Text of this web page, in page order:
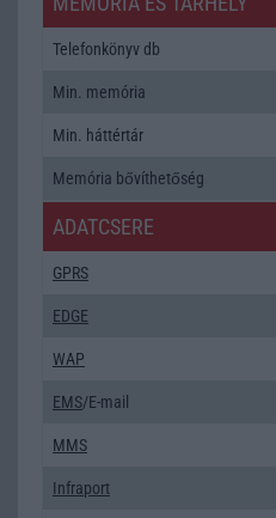
Telefonkönyv db
Min. memória
Min. háttértár
Memória bővíthetőség
ADATCSERE
GPRS
EDGE
WAP
EMS/E-mail
MMS
Infraport